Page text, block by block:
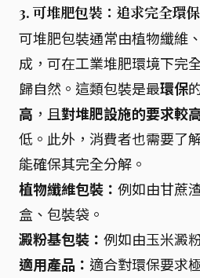
3. 可堆肥包裝：追求完全環
可堆肥包裝通常由植物纖維
成，可在工業堆肥環境下完
歸自然。這類包裝是最環保
高 ，且對堆肥設施的要求較
低。此外，消費者也需要了
能確保其完全分解。
植物纖維包裝： 例如由甘蔗
盒、包裝袋。
澱粉基包裝： 例如由玉米澱
適用產品： 適合對環保要求